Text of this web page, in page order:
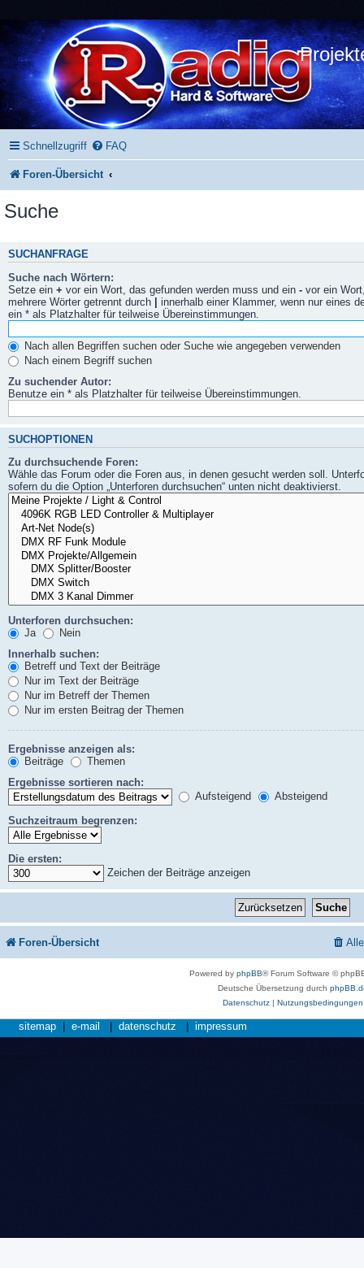
Schnellzugriff FAQ
Foren-Übersicht
Suche
SUCHANFRAGE
Suche nach Wörtern:
Setze ein + vor ein Wort, das gefunden werden muss und ein - vor ein
mehrere Wörter getrennt durch | innerhalb einer Klammer, wenn nur eines
ein * als Platzhalter für teilweise Übereinstimmungen.
Nach allen Begriffen suchen oder Suche wie angegeben verwenden
Nach einem Begriff suchen
Zu suchender Autor:
Benutze ein * als Platzhalter für teilweise Übereinstimmungen.
SUCHOPTIONEN
Zu durchsuchende Foren:
Wähle das Forum oder die Foren aus, in denen gesucht werden soll.
sofern du die Option „Unterforen durchsuchen“ unten nicht deaktivierst.
Unterforen durchsuchen:
Ja
Nein
Innerhalb suchen:
Betreff und Text der Beiträge
Nur im Text der Beiträge
Nur im Betreff der Themen
Nur im ersten Beitrag der Themen
Ergebnisse anzeigen als:
Beiträge
Themen
Ergebnisse sortieren nach:
Aufsteigend
Absteigend
Suchzeitraum begrenzen:
Die ersten:
Zeichen der Beiträge anzeigen
Foren-Übersicht
Powered byphpBB® Forum Software ©
Deutsche Übersetzung durch
Datenschutz| Nutzungsbedingungen
sitemap e-mail datenschutz impressum